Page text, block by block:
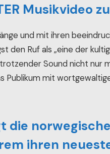
Musikvideo
und mit ihren
den Ruf als „eine der
Sound nicht nur
Publikum mit
die
ihren